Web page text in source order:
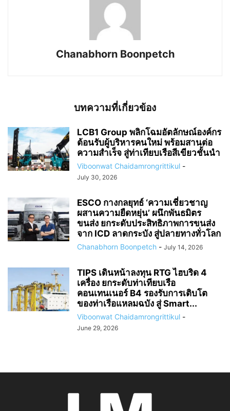
Chanabhorn Boonpetch
บทความที่เกี่ยวข้อง
LCB1 Group พลิกโฉมอัตลักษณ์องค์กร
ต้อนรับผู้บริหารคนใหม่ พร้อมสานต่อ
ความสำเร็จ สู่ท่าเทียบเรือสีเขียวชั้นนำ
Viboonwat Chaidamrongrittikul -
July 30, 2026
ESCO กางกลยุทธ์ ‘ความเชี่ยวชาญ
ผสานความยืดหยุ่น’ ผนึกพันธมิตร
ขนส่ง ยกระดับประสิทธิภาพการขนส่ง
จาก ICD ลาดกระบัง สู่ปลายทางทั่วโลก
Chanabhorn Boonpetch - July 14, 2026
TIPS เดินหน้าลงทุน RTG ไฮบริด 4
เครื่อง ยกระดับท่าเทียบเรือ
คอนเทนเนอร์ B4 รองรับการเติบโต
ของท่าเรือแหลมฉบัง สู่ Smart...
Viboonwat Chaidamrongrittikul -
June 29, 2026